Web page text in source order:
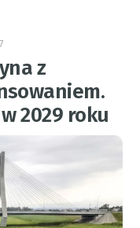
z
2029 roku